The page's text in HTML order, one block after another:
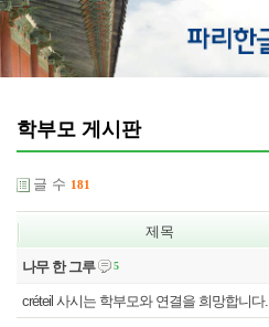
학부모 게시판
글 수 181
제목
나무 한 그루 5
créteil 사시는 학부모와 연결을 희망합니다.